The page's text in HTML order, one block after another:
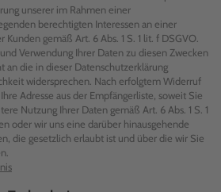
unserer im Rahmen einer
berechtigten Interessen an einer
gemäß Art. 6 Abs. 1 S. 1 lit. f DSGVO.
Verwendung Ihrer Daten zu diesen Zwecken
an die in dieser Datenschutzerklärung
widersprechen. Nach erfolgtem Widerruf
Adresse aus der Empfängerliste, soweit Sie
Nutzung Ihrer Daten gemäß Art. 6 Abs. 1 S. 1
oder wir uns eine darüber hinausgehende
die gesetzlich erlaubt ist und über die wir Sie